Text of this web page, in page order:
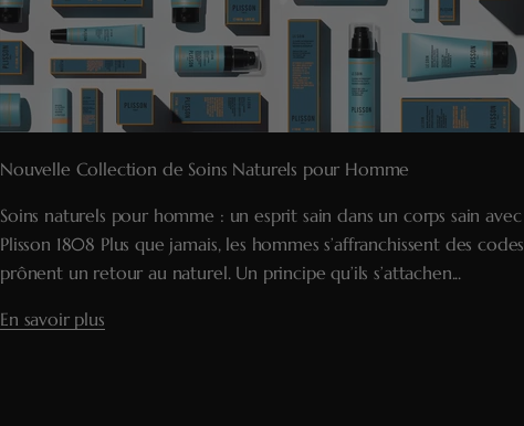
Nouvelle Collection de Soins Naturels pour Homme
Soins naturels pour homme : un esprit sain dans un corps sain avec
Plisson 1808 Plus que jamais, les hommes s’affranchissent des
prônent un retour au naturel. Un principe qu’ils s’attachen...
En savoir plus